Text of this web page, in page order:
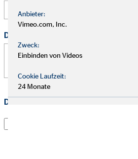
Deine Nachricht
Datenschutz
Anbieter:
Vimeo.com, Inc.
Zweck:
Einbinden von Videos
Cookie Laufzeit:
24 Monate